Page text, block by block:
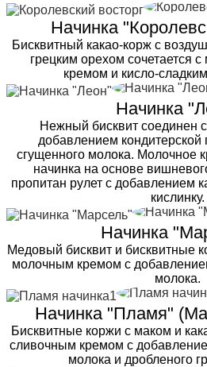
Начинка
Бисквитный какао-корж с
грецким орехом сочетается
кремом и кисло-
Начинка
Нежный бисквит соединен
добавлением кондитерской
сгущенного молока. Молочное
начинка на основе
пропитан рулет с добавлением
кислинку.
Начинка
Медовый бисквит и бисквитные
молочным кремом с
молока.
Начинка "Пламя"
Бисквитные коржи с маком и
сливочным кремом с
молока и дробленого